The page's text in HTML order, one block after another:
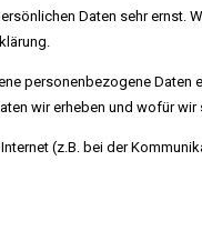
Daten sehr
personenbezogene
wir erheben und wofür
(z.B. bei der